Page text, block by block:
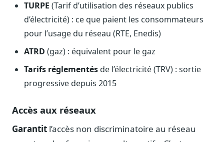
ONG, syndicats, ordres, associations
Parlementaires
Préparez vos interventions et amendements
Journalistes
Chercheurs
Données exhaustives pour vos travaux académiques
Suivi par secteur
TURPE (Tarif d’utilisation des réseaux publics
d’électricité) : ce que paient les consommateurs
pour l’usage du réseau (RTE, Enedis)
ATRD (gaz) : équivalent pour le gaz
Tarifs réglementésde l’électricité (TRV) : sortie
progressive depuis 2015
Accès aux réseaux
Garantit l’accès non discriminatoire au réseau